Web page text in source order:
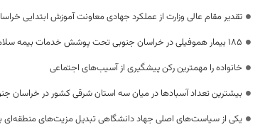
تقدیر مقام عالی وزارت از عملکرد جهادی معاونت آموزش ابتدایی خراسان جنوبی/ ۴۶۰۰ دانش‌آموز زیر
۱۸۵ بیمار هموفیلی در خراسان جنوبی تحت پوشش خدمات بیمه سلامت قرار دارند
خانواده را مهمترین رکن پیشگیری از آسیب‌های اجتماعی
بیشترین تعداد آسبادها در میان سه استان شرقی کشور در خراسان
یکی از سیاست‌های اصلی جهاد دانشگاهی تبدیل مزیت‌های